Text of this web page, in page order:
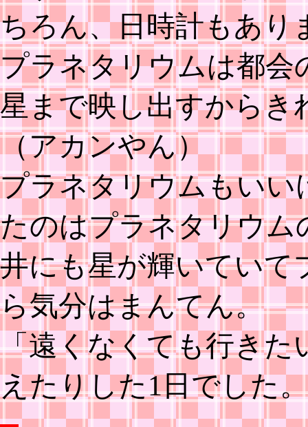
ちろん、日時計もあり
プラネタリウムは都会
星まで映し出すから
（アカンやん）
プラネタリウムもいい
たのはプラネタリウム
井にも星が輝いていて
ら気分はまんてん。
「遠くなくても行きた
えたりした1日でした。